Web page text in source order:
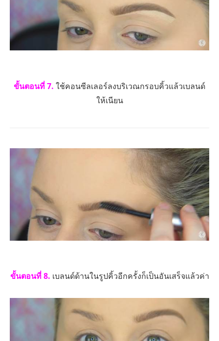
ขั้นตอนที่ 7. ใช้คอนซีลเลอร์ลงบริเวณกรอบคิ้วแล้วเบลนด์
ให้เนียน
ขั้นตอนที่ 8. เบลนด์ด้านในรูปคิ้วอีกครั้งก็เป็นอันเสร็จแล้วค่า